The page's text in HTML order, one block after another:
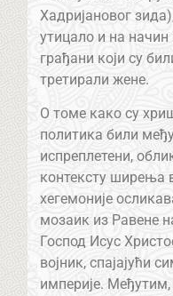
Хадријановог
утицало и на начин
грађани који су
третирали жене.
О томе како су
политика били
испреплетени,
контексту ширења
хегемоније
мозаик из Равене
Господ Исус
војник, спајајући
империје.